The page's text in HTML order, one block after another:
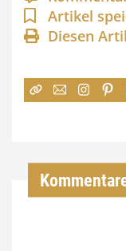
Artikel
Diesen